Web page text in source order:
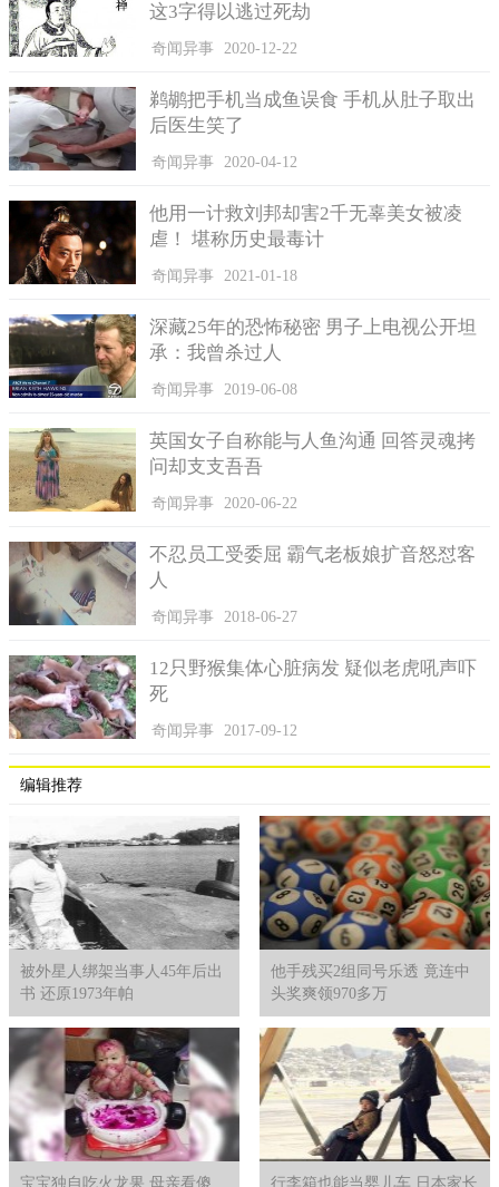
也是因为要大扫除而不幸身亡了，她也是因为爬到了防盗窗上
面，而之后防盗窗因为接触点发生松动而从四楼掉了下去。
问题，对于高楼的住户来说外面的玻璃是不能随意擦到的，因此
大家还是请专业的保洁公司来清理，他们有专业的工具可以擦到
外面的玻璃。
有可能会发生意外，相信大家都不想在快过年的时候遇到危险，
那么一定要注意安全，如果实在不请保洁的话就不要管窗户外面
的污垢了。
这3字得以逃过死劫
奇闻异事 2020-12-22
鹈鹕把手机当成鱼误食 手机从肚子取出
后医生笑了
奇闻异事 2020-04-12
他用一计救刘邦却害2千无辜美女被凌
虐！ 堪称历史最毒计
奇闻异事 2021-01-18
深藏25年的恐怖秘密 男子上电视公开坦
承：我曾杀过人
奇闻异事 2019-06-08
英国女子自称能与人鱼沟通 回答灵魂拷
问却支支吾吾
奇闻异事 2020-06-22
不忍员工受委屈 霸气老板娘扩音怒怼客
人
奇闻异事 2018-06-27
12只野猴集体心脏病发 疑似老虎吼声吓
死
奇闻异事 2017-09-12
编辑推荐
被外星人绑架当事人45年后出
书 还原1973年帕
他手残买2组同号乐透 竟连中
头奖爽领970多万
宝宝独自吃火龙果 母亲看傻 行李箱也能当婴儿车 日本家长